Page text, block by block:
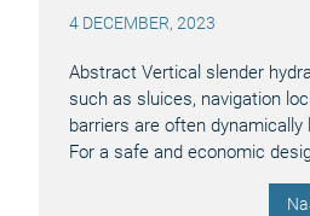
4 DECEMBER, 2023
Abstract Vertical slender
such as sluices, navigation
barriers are often dynamically
For a safe and economic